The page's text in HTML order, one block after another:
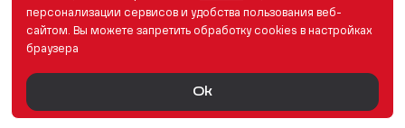
персонализации сервисов и удобства пользования веб-
сайтом. Вы можете запретить обработку сookies в настройках
браузера
Ok